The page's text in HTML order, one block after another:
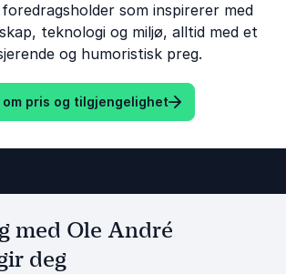
som inspirerer med
teknologi og miljø, alltid med et
og humoristisk preg.
om pris og tilgjengelighet
med Ole André
deg